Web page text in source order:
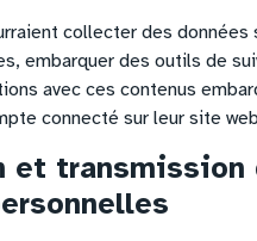
collecter des données
embarquer des outils de
avec ces contenus
connecté sur leur site
et transmission